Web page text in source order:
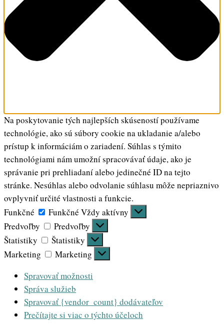
Na poskytovanie tých najlepších skúseností používame
technológie, ako sú súbory cookie na ukladanie a/alebo
prístup k informáciám o zariadení. Súhlas s týmito
technológiami nám umožní spracovávať údaje, ako je
správanie pri prehliadaní alebo jedinečné ID na tejto
stránke. Nesúhlas alebo odvolanie súhlasu môže nepriaznivo
ovplyvniť určité vlastnosti a funkcie.
Funkčné
Funkčné Vždy aktívny
Predvoľby
Predvoľby
Štatistiky
Štatistiky
Marketing
Marketing
Spravovať možnosti
Správa služieb
Spravovať {vendor_count} dodávateľov
Prečítajte si viac o týchto účeloch